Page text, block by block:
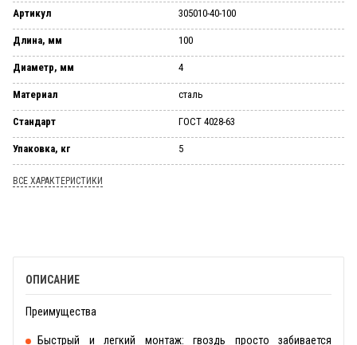
Артикул 305010-40-100
Длина, мм 100
Диаметр, мм 4
Материал сталь
Стандарт ГОСТ 4028-63
Упаковка, кг 5
ВСЕ ХАРАКТЕРИСТИКИ
ОПИСАНИЕ
Преимущества
Быстрый и легкий монтаж: гвоздь просто забивается